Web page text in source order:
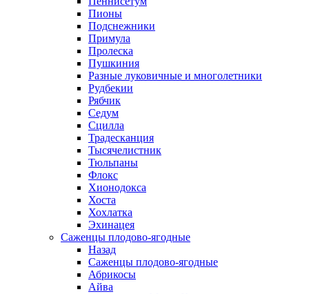
Пионы
Подснежники
Примула
Пролеска
Пушкиния
Разные луковичные и многолетники
Рудбекии
Рябчик
Седум
Сцилла
Традесканция
Тысячелистник
Тюльпаны
Флокс
Хионодокса
Хоста
Хохлатка
Эхинацея
Саженцы плодово-ягодные
Назад
Саженцы плодово-ягодные
Абрикосы
Айва